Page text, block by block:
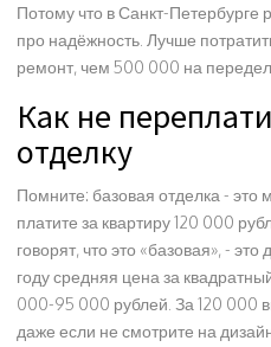
Потому что в Санкт-Петербурге
про надёжность. Лучше
ремонт, чем 500 000 на
Как не
отделку
Помните: базовая отделка -
платите за квартиру 120 000
говорят, что это «базовая», -
году средняя цена за
000-95 000 рублей. За 120 000
даже если не смотрите на